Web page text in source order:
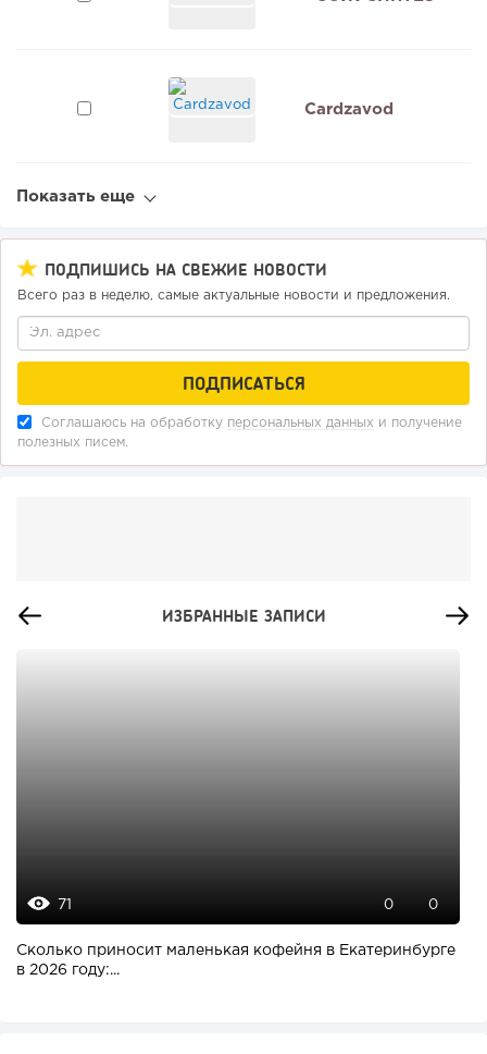
Cardzavod
Показать еще
ПОДПИШИСЬ НА СВЕЖИЕ НОВОСТИ
Всего раз в неделю, самые актуальные новости и предложения.
Соглашаюсь на обработку персональных данных и получение
полезных писем.
ИЗБРАННЫЕ ЗАПИСИ
71 0 0
Сколько приносит маленькая кофейня в Екатеринбурге
в 2026 году:...